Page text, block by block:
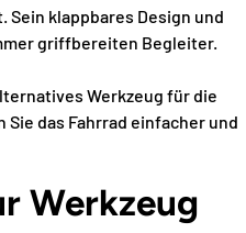
Sein klappbares Design und
griffbereiten Begleiter.
Werkzeug für die
das Fahrrad einfacher und
Werkzeug